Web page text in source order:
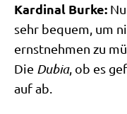
Kar­di­nal Bur­ke:
sehr bequem, um
ernst­neh­men zu
Die Dubia, ob es
auf ab.